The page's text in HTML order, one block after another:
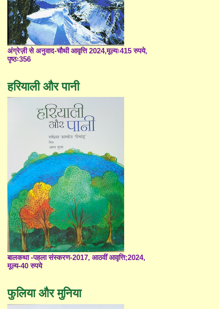
अंग्रेज़ी से अनुवाद-चौथी आवृत्ति 2024,मूल्यः415 रुपये,
पृष्ठः356
हरियाली और पानी
बालकथा -पहला संस्करण-2017, आठवीं आवृत्ति;2024,
मूल्य-40 रुपये
फुलिया और मुनिया